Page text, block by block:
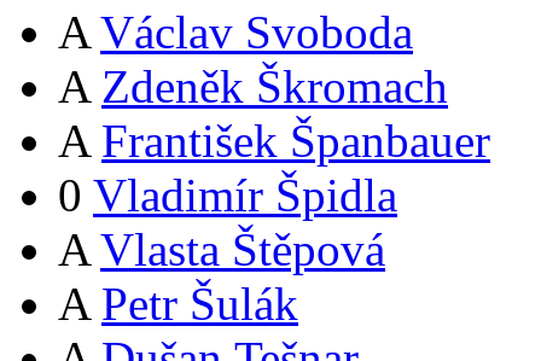
A Václav Svoboda
A Zdeněk Škromach
A František Španbauer
0 Vladimír Špidla
A Vlasta Štěpová
A Petr Šulák